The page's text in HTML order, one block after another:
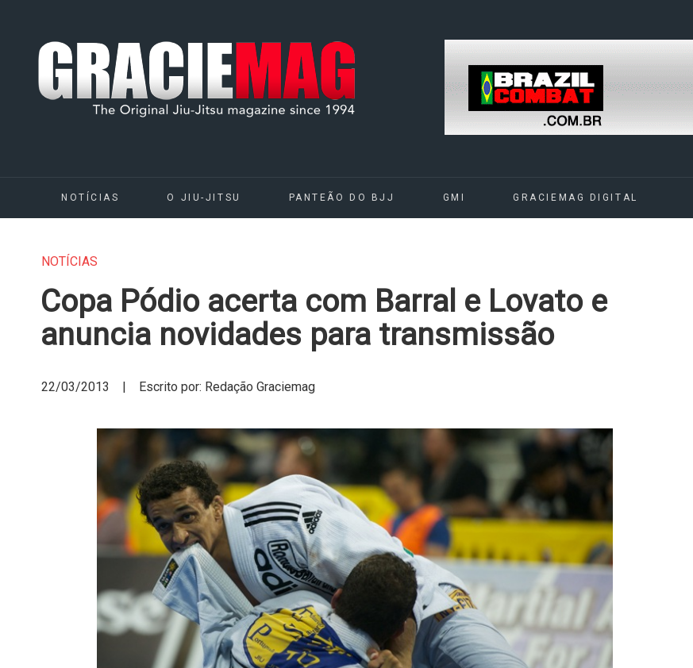
NOTÍCIAS O JIU-JITSU PANTEÃO DO BJJ GMI GRACIEMAG DIGITAL
NOTÍCIAS
Copa Pódio acerta com Barral e Lovato e
anuncia novidades para transmissão
22/03/2013 | Escrito por: Redação Graciemag